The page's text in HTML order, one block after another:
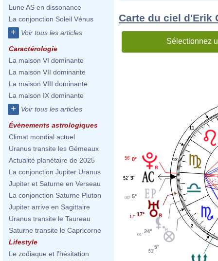
Lune AS en dissonance
La conjonction Soleil Vénus
+ Voir tous les articles
Caractérologie
La maison VI dominante
La maison VII dominante
La maison VIII dominante
La maison IX dominante
+ Voir tous les articles
Évènements astrologiques
Climat mondial actuel
Uranus transite les Gémeaux
Actualité planétaire de 2025
La conjonction Jupiter Uranus
Jupiter et Saturne en Verseau
La conjonction Saturne Pluton
Jupiter arrive en Sagittaire
Uranus transite le Taureau
Saturne transite le Capricorne
Lifestyle
Le zodiaque et l'hésitation
Carte du ciel d'Erik
Sélectionnez
1
2
11
12
0°
56'
3°
52'
5°
00'
17°
17'
24°
01'
5°
53'